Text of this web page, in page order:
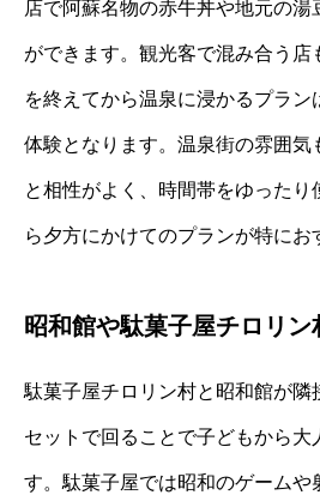
店で阿蘇名物の赤牛丼や地元の湯
ができます。観光客で混み合う店
を終えてから温泉に浸かるプラン
体験となります。温泉街の雰囲気
と相性がよく、時間帯をゆった
ら夕方にかけてのプランが特にお
昭和館や駄菓子屋チロリ
駄菓子屋チロリン村と昭和館が隣
セットで回ることで子どもから大
す。駄菓子屋では昭和のゲームや